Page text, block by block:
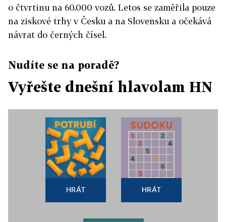
o čtvrtinu na 60.000 vozů. Letos se zaměřila pouze
na ziskové trhy v Česku a na Slovensku a očekává
návrat do černých čísel.
Nudíte se na poradě?
Vyřešte dnešní hlavolam HN
HRÁT HRÁT